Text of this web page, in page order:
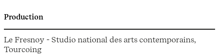
Production
Le Fresnoy - Studio national des arts contemporains,
Tourcoing